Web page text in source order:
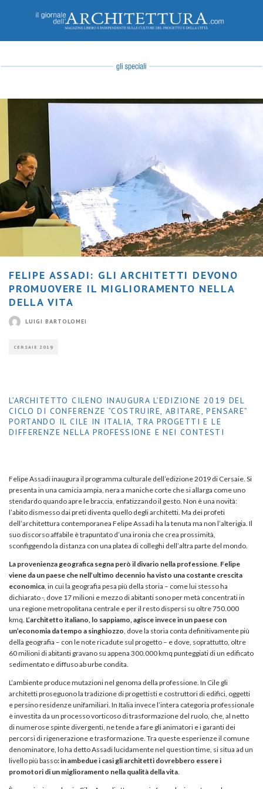
FELIPE ASSADI: GLI ARCHITETTI DEVONO
PROMUOVERE IL MIGLIORAMENTO NELLA
DELLA VITA
LUIGI BARTOLOMEI
CERSAIE 2019
L’ARCHITETTO CILENO INAUGURA L’EDIZIONE 2019 DEL
CICLO DI CONFERENZE “COSTRUIRE, ABITARE, PENSARE”
PORTANDO IL CILE IN ITALIA, TRA PROGETTI E LE
DIFFERENZE NELLA PROFESSIONE E NEI CONTESTI
Felipe Assadi inaugura il programma culturale dell’edizione 2019 di Cersaie. Si
presenta in una camicia ampia, nera a maniche corte che si allarga come uno
stendardo quando apre le braccia, enfatizzando il gesto. Non è una novità:
l’abito dismesso dai preti diventa quello degli architetti. Ma dei profeti
dell’architettura contemporanea Felipe Assadi ha la tenuta ma non l’alterigia. Il
suo discorso affabile è trapuntato d’una ironia che crea prossimità,
sconfiggendo la distanza con una platea di colleghi dell’altra parte del mondo.
La provenienza geografica segna però il divario nella professione Felipe
viene da un paese che nell’ultimo decennio ha visto una costante crescita
economica , in cui la geografia pesa più della storia – come lui stesso ha
dichiarato -, dove 17 milioni e mezzo di abitanti sono per metà concentrati in
una regione metropolitana centrale e per il resto dispersi su oltre 750.000
kmq. L’architetto italiano, lo sappiamo, agisce invece in un paese con
un’economia da tempo a singhiozzo , dove la storia conta definitivamente più
della geografia – con le note ricadute sul progetto – e dove, soprattutto, oltre
60 milioni di abitanti gravano su appena 300.000 kmq punteggiati di un edificato
sedimentato e diffuso ab urbe condita.
L’ambiente produce mutazioni nel genoma della professione. In Cile gli
architetti proseguono la tradizione di progettisti e costruttori di edifici, oggetti
e persino residenze unifamiliari. In Italia invece l’intera categoria professionale
è investita da un processo vorticoso di trasformazione del ruolo, che, al netto
di numerose spinte divergenti, ne tende a fare gli animatori e i garanti dei
percorsi di rigenerazione e trasformazione. Tra queste esperienze il comune
denominatore, lo ha detto Assadi lucidamente nel question time, si situa ad un
livello più basso: in ambedue i casi gli architetti dovrebbero essere i
promotori di un miglioramento nella qualità della vita